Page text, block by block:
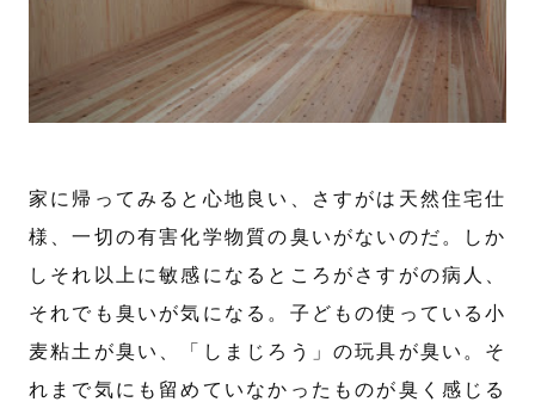
家に帰ってみると心地良い、さすがは天然住宅仕
様、一切の有害化学物質の臭いがないのだ。しか
しそれ以上に敏感になるところがさすがの病人、
それでも臭いが気になる。子どもの使っている小
麦粘土が臭い、「しまじろう」の玩具が臭い。そ
れまで気にも留めていなかったものが臭く感じる